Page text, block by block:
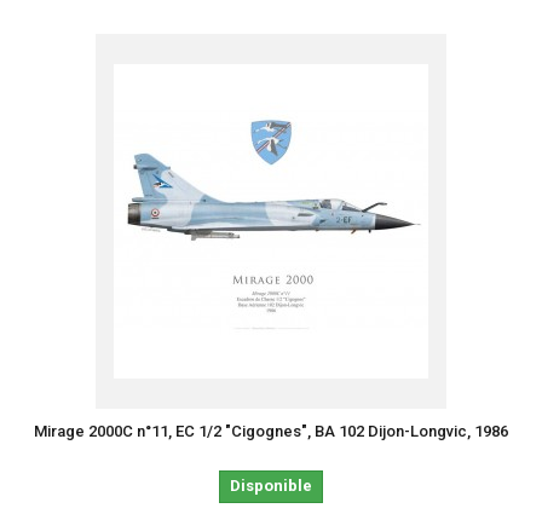
Mirage 2000C n°11, EC 1/2 "Cigognes", BA 102 Dijon-Longvic, 1986
Disponible